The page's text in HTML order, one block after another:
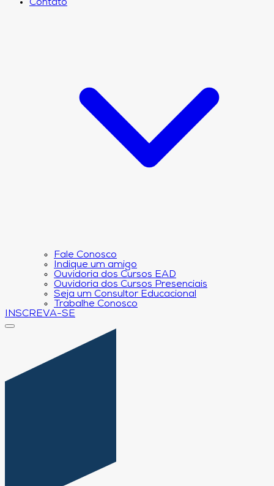
Contato
Fale Conosco
Indique um amigo
Ouvidoria dos Cursos EAD
Ouvidoria dos Cursos Presenciais
Seja um Consultor Educacional
Trabalhe Conosco
INSCREVA-SE